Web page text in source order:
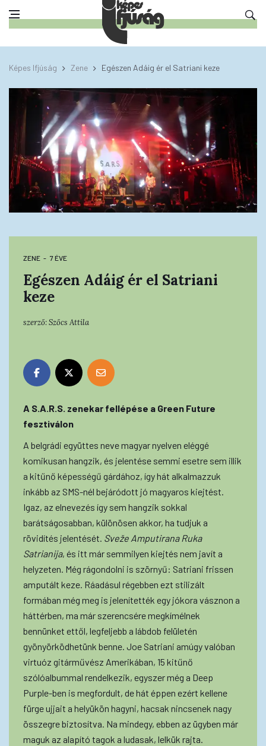
Képes Ifjúság Zene Egészen Adáig ér el Satriani keze
ZENE 7 ÉVE
Egészen Adáig ér el Satriani
keze
szerző:Szőcs Attila
A S.A.R.S. zenekar fellépése a Green Future
fesztiválon
A belgrádi együttes neve magyar nyelven eléggé
komikusan hangzik, és jelentése semmi esetre sem illik
a kitűnő képességű gárdához, így hát alkalmazzuk
inkább az SMS-nél bejáródott jó magyaros kiejtést.
Igaz, az elnevezés így sem hangzik sokkal
barátságosabban, különösen akkor, ha tudjuk a
rövidítés jelentését. Sveže Amputirana Ruka
Satrianija, és itt már semmilyen kiejtés nem javít a
helyzeten. Még rágondolni is szörnyű: Satriani frissen
amputált keze. Ráadásul régebben ezt stilizált
formában még meg is jelenítették egy jókora vásznon a
háttérben, ma már szerencsére megkímélnek
bennünket ettől, legfeljebb a lábdob felületén
gyönyörködhetünk benne. Joe Satriani amúgy valóban
virtuóz gitárművész Amerikában, 15 kitűnő
szólóalbummal rendelkezik, egyszer még a Deep
Purple-ben is megfordult, de hát éppen ezért kellene
fürge ujjait a helyükön hagyni, hacsak nincsenek nagy
összegre biztosítva. Na mindegy, ebben az ügyben már
maguk az alapító tagok a ludasak, lelkük rajta.